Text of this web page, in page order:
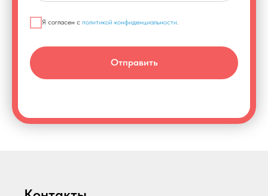
Я согласен с политикой конфиденциальности.
Отправить